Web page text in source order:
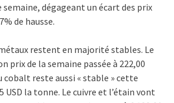
dégageant un écart des prix
de hausse.
restent en majorité stables. Le
prix de la semaine passée à 222,00
cobalt reste aussi « stable » cette
USD la tonne. Le cuivre et l’étain vont